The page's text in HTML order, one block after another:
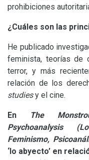
prohibiciones
¿Cuáles son las
He publicado
feminista, teorías de
terror, y más
relación de los
studiesy el cine.
En
The
Psychoanalysis
Feminismo,
‘lo abyecto’ en